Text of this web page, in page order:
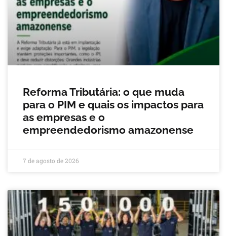
Reforma Tributária: o que muda
para o PIM e quais os impactos para
as empresas e o
empreendedorismo amazonense
7 de agosto de 2026